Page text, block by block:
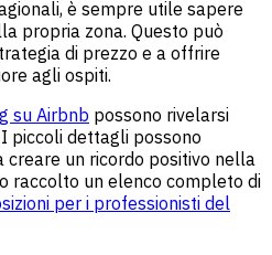
è sempre utile sapere
propria zona. Questo può
di prezzo e a offrire
agli ospiti.
su Airbnb possono rivelarsi
piccoli dettagli possono
un ricordo positivo nella
raccolto un elenco completo di
per i professionisti del